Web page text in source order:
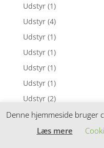
Udstyr (1)
Udstyr (4)
Udstyr (1)
Udstyr (1)
Udstyr (1)
Udstyr (1)
Udstyr (2)
Udstyr (2)
Udstyr (1)
Denne hjemmeside bruger
Læs mere